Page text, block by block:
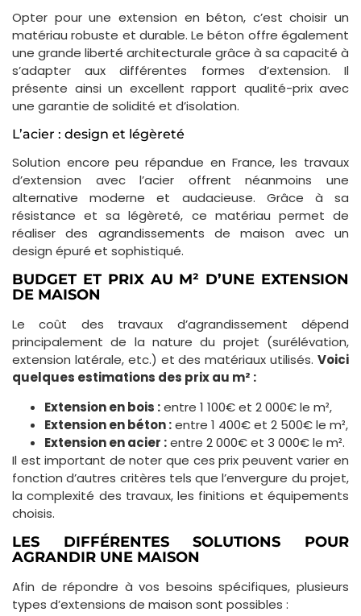
Opter pour une extension en béton, c’est choisir un
matériau robuste et durable. Le béton offre également
une grande liberté architecturale grâce à sa capacité à
s’adapter aux différentes formes d’extension. Il
présente ainsi un excellent rapport qualité-prix avec
une garantie de solidité et d’isolation.
L’acier : design et légèreté
Solution encore peu répandue en France, les travaux
d’extension avec l’acier offrent néanmoins une
alternative moderne et audacieuse. Grâce à sa
résistance et sa légèreté, ce matériau permet de
réaliser des agrandissements de maison avec un
design épuré et sophistiqué.
BUDGET ET PRIX AU M² D’UNE EXTENSION
DE MAISON
Le coût des travaux d’agrandissement dépend
principalement de la nature du projet (surélévation,
extension latérale, etc.) et des matériaux utilisés. Voici
quelques estimations des prix au m² :
Extension en bois :entre 1 100€ et 2 000€ le m²,
Extension en béton :entre 1 400€ et 2 500€ le m²,
Extension en acier :entre 2 000€ et 3 000€ le m².
Il est important de noter que ces prix peuvent varier en
fonction d’autres critères tels que l’envergure du projet,
la complexité des travaux, les finitions et équipements
choisis.
LES DIFFÉRENTES SOLUTIONS POUR
AGRANDIR UNE MAISON
Afin de répondre à vos besoins spécifiques, plusieurs
types d’extensions de maison sont possibles :